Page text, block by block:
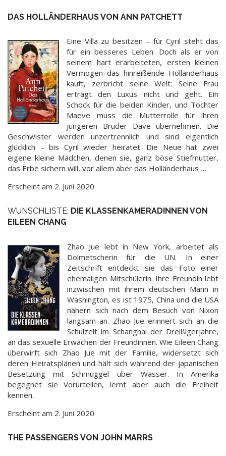
DAS HOLLÄNDERHAUS VON ANN PATCHETT
Eine Villa zu besitzen – für Cyril steht das
für ein besseres Leben. Doch als er von
seinem hart erarbeiteten, ersten kleinen
Vermögen das hinreißende Holländerhaus
kauft, zerbricht seine Welt: Seine Frau
erträgt den Luxus nicht und geht. Ein
Schock für die beiden Kinder, und Tochter
Maeve muss die Mutterrolle für ihren
jüngeren Bruder Dave übernehmen. Die
Geschwister werden unzertrennlich und sind eigentlich
glücklich – bis Cyril wieder heiratet. Die Neue hat zwei
eigene kleine Mädchen, denen sie, ganz böse Stiefmutter,
das Erbe sichern will, vor allem aber das Holländerhaus …
Erscheint am 2. Juni 2020
WUNSCHLISTE: DIE KLASSENKAMERADINNEN VON
EILEEN CHANG
Zhao Jue lebt in New York, arbeitet als
Dolmetscherin für die UN. In einer
Zeitschrift entdeckt sie das Foto einer
ehemaligen Mitschülerin. Ihre Freundin lebt
inzwischen mit ihrem deutschen Mann in
Washington, es ist 1975, China und die USA
nähern sich nach dem Besuch von Nixon
langsam an. Zhao Jue erinnert sich an die
Schulzeit im Schanghai der Dreißigerjahre,
an das sexuelle Erwachen der Freundinnen. Wie Eileen Chang
überwirft sich Zhao Jue mit der Familie, widersetzt sich
deren Heiratsplänen und hält sich während der japanischen
Besetzung mit Schmuggel über Wasser. In Amerika
begegnet sie Vorurteilen, lernt aber auch die Freiheit
kennen.
Erscheint am 2. Juni 2020
THE PASSENGERS VON JOHN MARRS